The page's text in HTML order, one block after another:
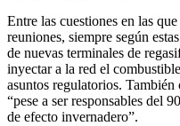
Entre las cuestiones en las
reuniones, siempre según
de nuevas terminales de
inyectar a la red el
asuntos regulatorios.
“pese a ser responsables del
de efecto invernadero”.